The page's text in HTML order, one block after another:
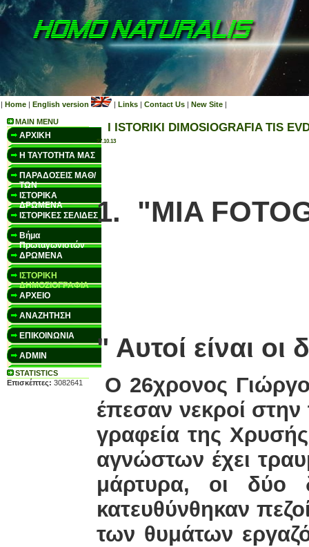
| Home | English version | Links | Contact Us | New Site |
MAIN MENU
ΑΡΧΙΚΗ
Η ΤΑΥΤΟΤΗΤΑ ΜΑΣ
ΠΑΡΑΔΟΣΕΙΣ ΜΑΘ/
ΤΩΝ
ΙΣΤΟΡΙΚΑ
ΔΡΩΜΕΝΑ
ΙΣΤΟΡΙΚΕΣ ΣΕΛΙΔΕΣ
Βήμα
Πρωταγωνιστών
ΔΡΩΜΕΝΑ
ΙΣΤΟΡΙΚΗ
ΔΗΜΟΣΙΟΓΡΑΦΙΑ
ΑΡΧΕΙΟ
ΑΝΑΖΗΤΗΣΗ
ΕΠΙΚΟΙΝΩΝΙΑ
ADMIN
STATISTICS
Επισκέπτες: 3082641
I ISTORIKI DIMOSIOGRAFIA TIS
27.10.13
1. "MIA
1-
" Αυτοί είναι
Ο 26χρονος
έπεσαν νεκροί
γραφεία της
αγνώστων έχει
μάρτυρα, οι δύο
κατευθύνθηκαν
των θυμάτων